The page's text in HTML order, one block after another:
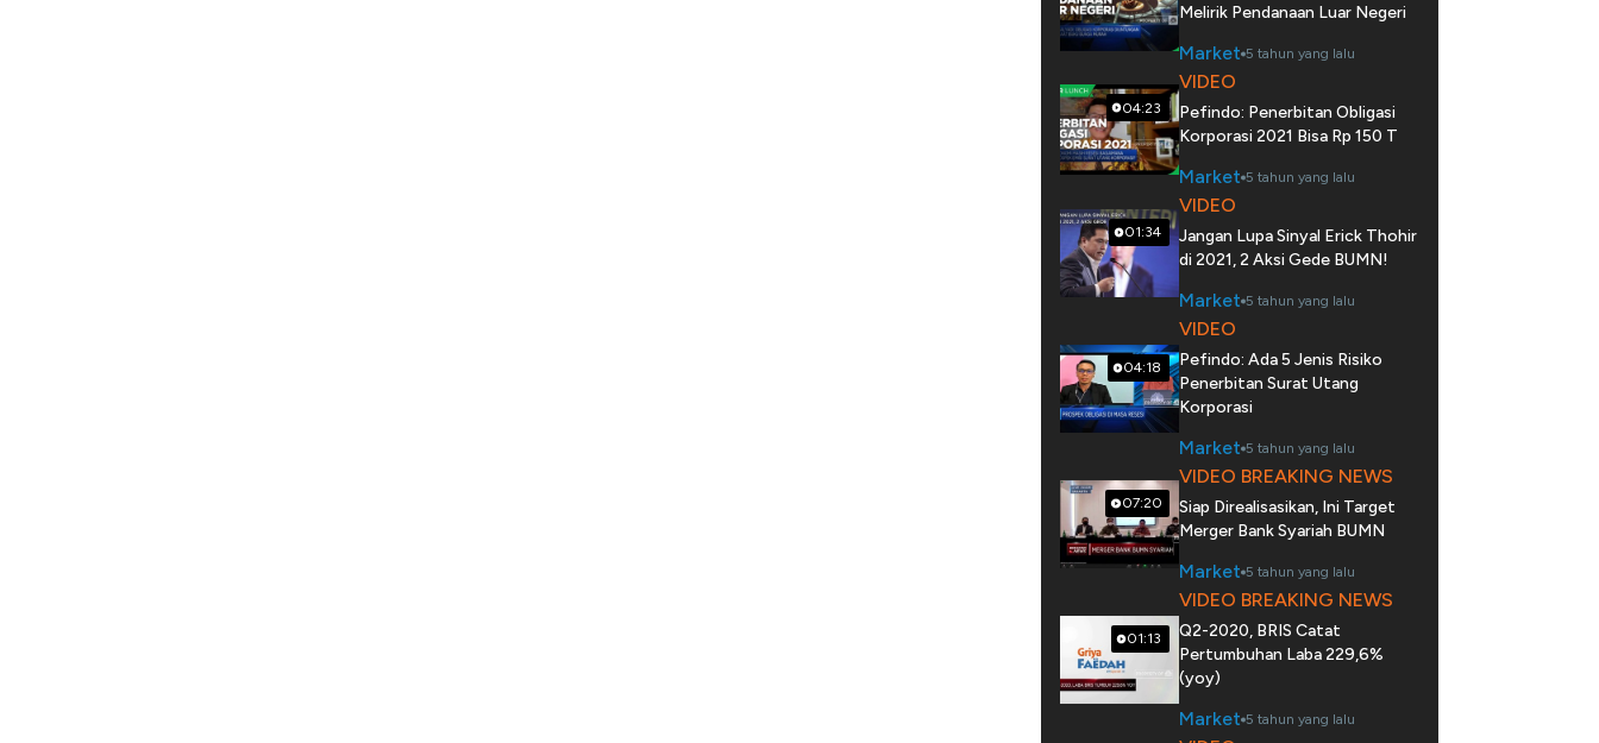
Melirik Pendanaan Luar Negeri
Market 5 tahun yang lalu
04:23
VIDEO
Pefindo: Penerbitan Obligasi
Korporasi 2021 Bisa Rp 150 T
Market 5 tahun yang lalu
01:34
VIDEO
Jangan Lupa Sinyal Erick Thohir
di 2021, 2 Aksi Gede BUMN!
Market 5 tahun yang lalu
04:18
VIDEO
Pefindo: Ada 5 Jenis Risiko
Penerbitan Surat Utang
Korporasi
Market 5 tahun yang lalu
07:20
VIDEO BREAKING NEWS
Siap Direalisasikan, Ini Target
Merger Bank Syariah BUMN
Market 5 tahun yang lalu
01:13
VIDEO BREAKING NEWS
Q2-2020, BRIS Catat
Pertumbuhan Laba 229,6%
(yoy)
Market 5 tahun yang lalu